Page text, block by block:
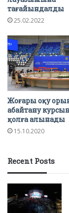
тағайындалды
25.02.2022
Жоғары оқу
абайтану
қолға алынады
15.10.2020
Recent Posts